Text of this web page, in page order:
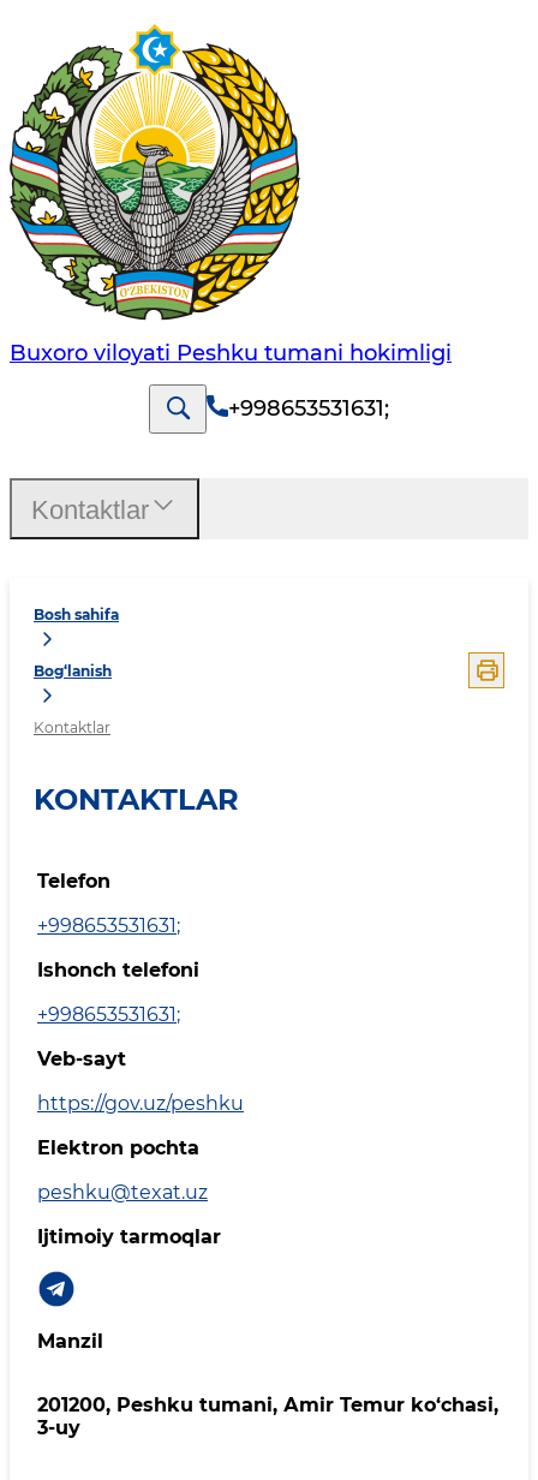
Buxoro viloyati Peshku tumani hokimligi
+998653531631;
Bosh sahifa
Bog‘lanish
Kontaktlar
KONTAKTLAR
Telefon
+998653531631;
Ishonch telefoni
+998653531631;
Veb-sayt
https://gov.uz/peshku
Elektron pochta
peshku@texat.uz
Ijtimoiy tarmoqlar
Manzil
201200, Peshku tumani, Аmir Temur ko‘chasi,
3-uy
Kontaktlar